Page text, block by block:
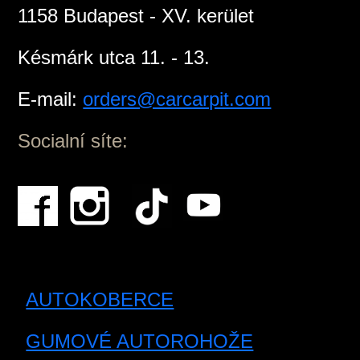
1158 Budapest - XV. kerület
Késmárk utca 11. - 13.
E-mail: orders@carcarpit.com
Socialní síte:
AUTOKOBERCE
GUMOVÉ AUTOROHOŽE